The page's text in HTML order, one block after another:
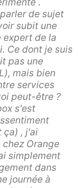
de sujet
subit une
expert de la
Ce dont je suis
pas une
mais bien
services
peut-être ?
s'est
ça) , j'ai
Orange
simplement
dans
journée à